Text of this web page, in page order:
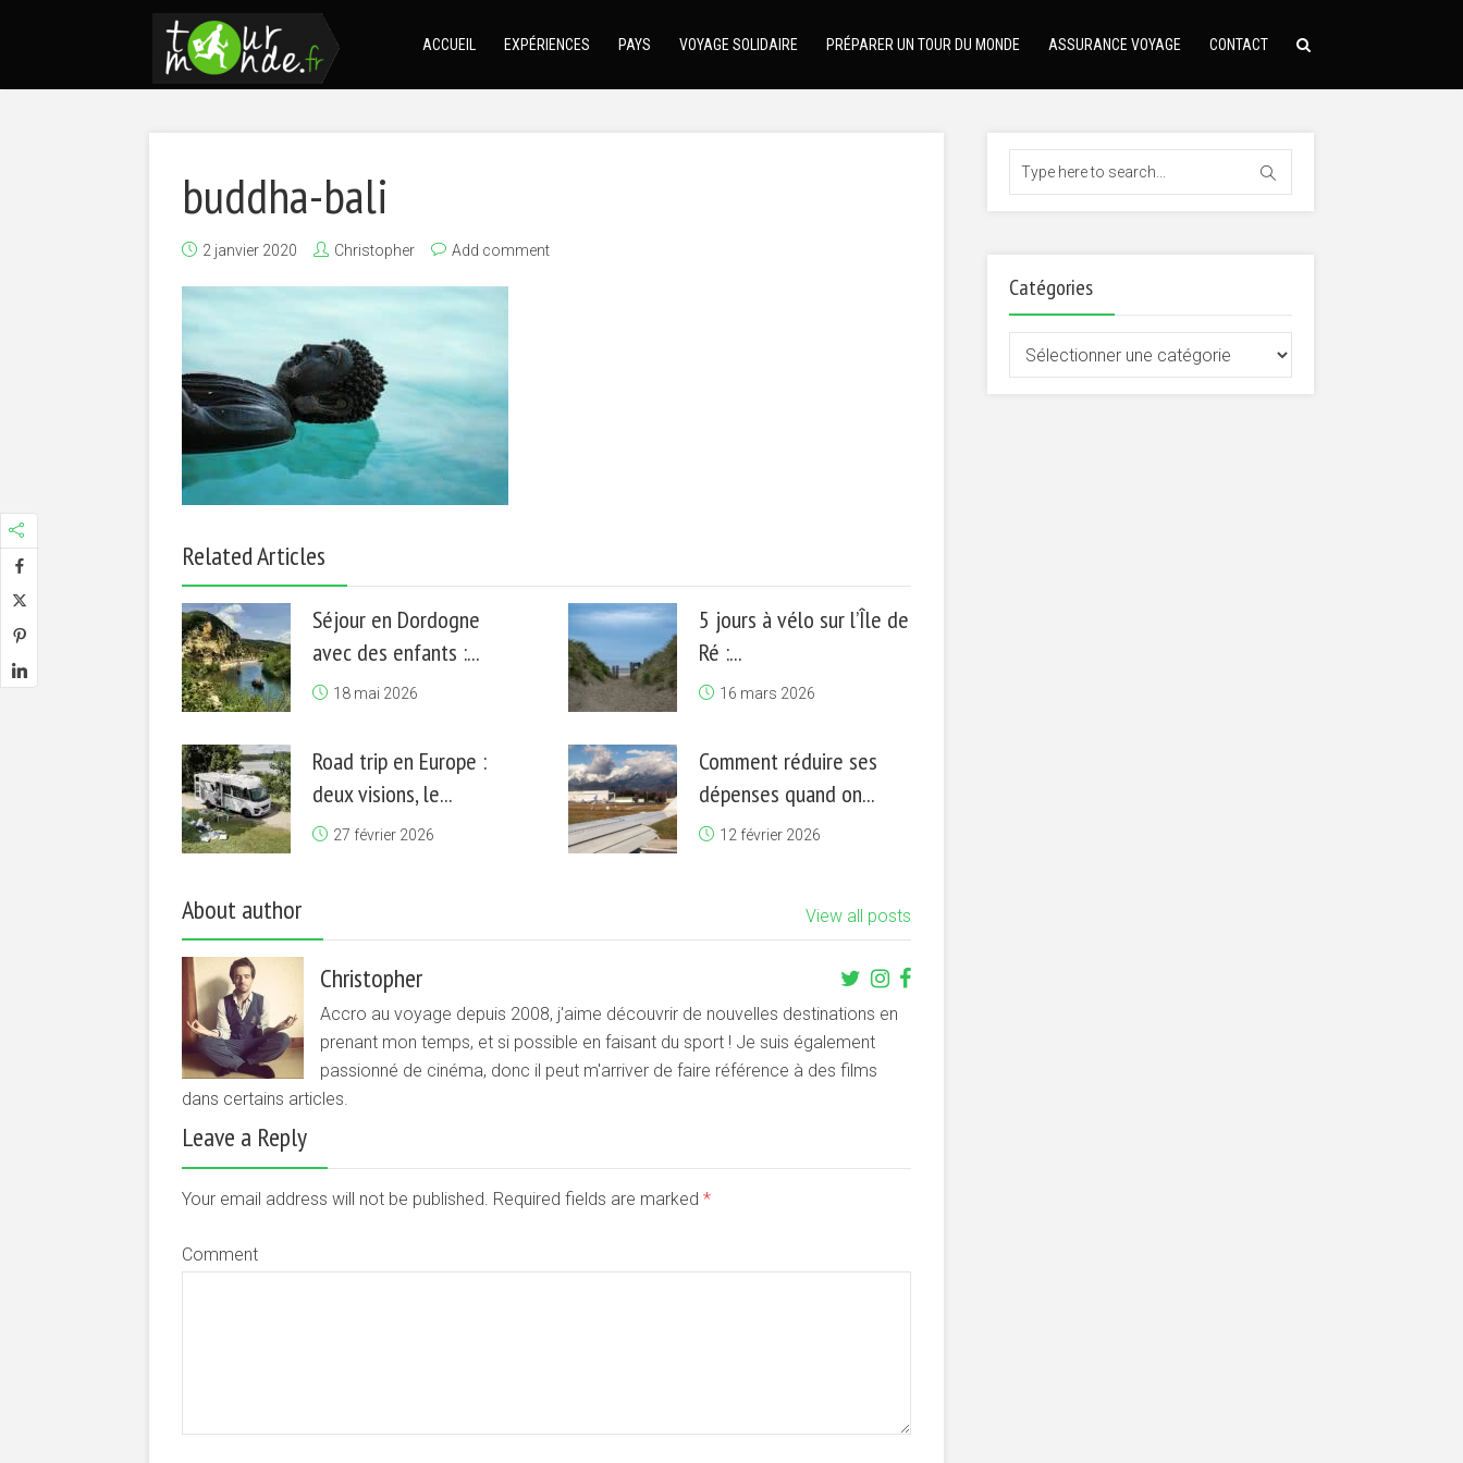
ACCUEIL EXPÉRIENCES PAYS VOYAGE SOLIDAIRE PRÉPARER UN TOUR DU MONDE ASSURANCE VOYAGE CONTACT
buddha-bali
2 janvier 2020 Christopher Add comment
Related Articles
Séjour en Dordogne
avec des enfants :...
18 mai 2026
5 jours à vélo sur l’Île de
Ré :...
16 mars 2026
Road trip en Europe :
deux visions, le...
27 février 2026
Comment réduire ses
dépenses quand on...
12 février 2026
About author View all posts
Christopher
Accro au voyage depuis 2008, j'aime découvrir de nouvelles destinations en
prenant mon temps, et si possible en faisant du sport ! Je suis également
passionné de cinéma, donc il peut m'arriver de faire référence à des films
dans certains articles.
Leave a Reply
Your email address will not be published. Required fields are marked *
Comment
Catégories